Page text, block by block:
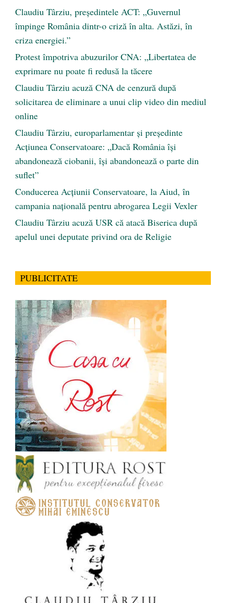
Claudiu Târziu, președintele ACT: „Guvernul
împinge România dintr-o criză în alta. Astăzi, în
criza energiei.”
Protest împotriva abuzurilor CNA: „Libertatea de
exprimare nu poate fi redusă la tăcere
Claudiu Târziu acuză CNA de cenzură după
solicitarea de eliminare a unui clip video din mediul
online
Claudiu Târziu, europarlamentar și președinte
Acțiunea Conservatoare: „Dacă România își
abandonează ciobanii, își abandonează o parte din
suflet”
Conducerea Acțiunii Conservatoare, la Aiud, în
campania națională pentru abrogarea Legii Vexler
Claudiu Târziu acuză USR că atacă Biserica după
apelul unei deputate privind ora de Religie
PUBLICITATE